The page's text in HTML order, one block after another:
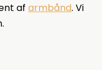
af armbånd. Vi